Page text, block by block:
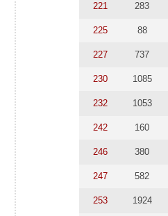
221 283
225 88
227 737
230 1085
232 1053
242 160
246 380
247 582
253 1924